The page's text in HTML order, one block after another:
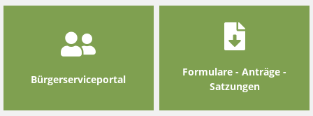
Bürgerserviceportal
Formulare - Anträge -
Satzungen